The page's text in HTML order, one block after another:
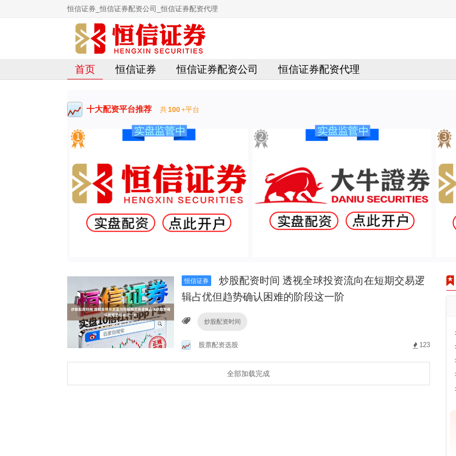
恒信证券_恒信证券配资公司_恒信证券配资代理
首页 恒信证券 恒信证券配资公司 恒信证券配资代理
十大配资平台推荐 共100+平台
恒信证券
炒股配资时间 透视全球投资流向在短期交易逻
辑占优但趋势确认困难的阶段这一阶
炒股配资时间
股票配资选股 123
全部加载完成